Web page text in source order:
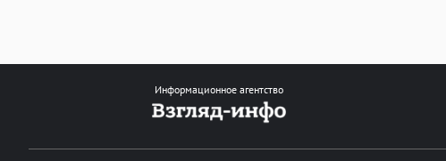
Информационное агентство